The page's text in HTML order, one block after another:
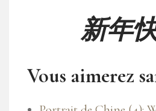
新年
Vous aimerez